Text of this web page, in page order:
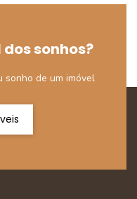
sonhos?
sonho de um imóvel